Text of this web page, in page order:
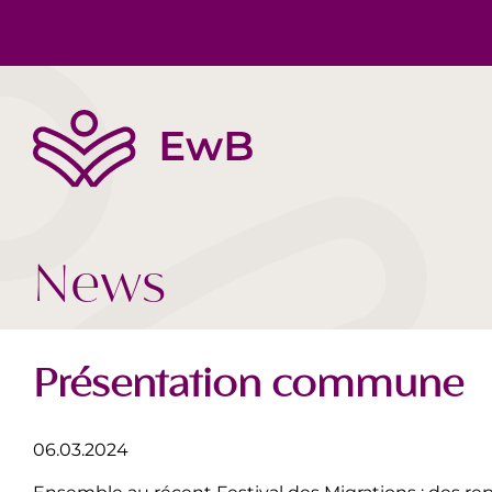
News
Présentation commune
06.03.2024